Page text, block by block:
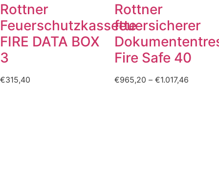
Rottner
Feuerschutzkassette
FIRE DATA BOX
3
€315,40
Rottner
feuersicherer
Fire Safe 40
€965,20 – €1.017,46